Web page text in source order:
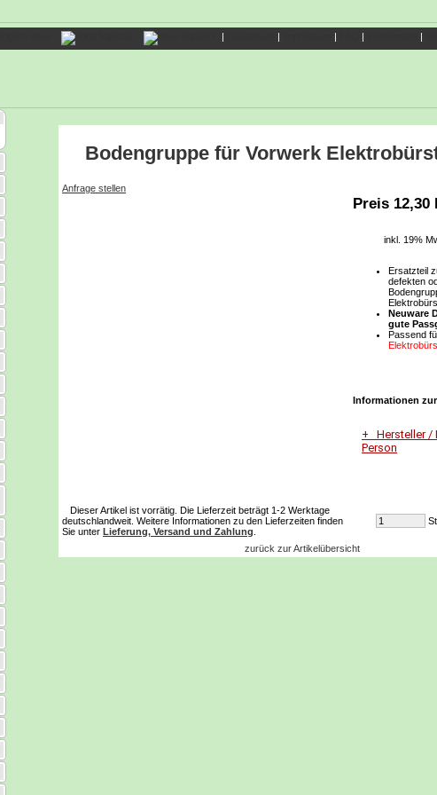
| | | | |
Bodengruppe für Vorwerk
Anfrage stellen
Preis 12,30
inkl. 19%
Ersatzteil
defekten
Neuware
gute
Passend
Informationen
Hersteller /
Person
Adresse
6912 Hörbranz
Dieser Artikel ist vorrätig. Die Lieferzeit beträgt 1-2 Werktage
deutschlandweit. Weitere Informationen zu den Lieferzeiten finden
Sie unter Lieferung, Versand und Zahlung
zurück zur Artikelübersicht